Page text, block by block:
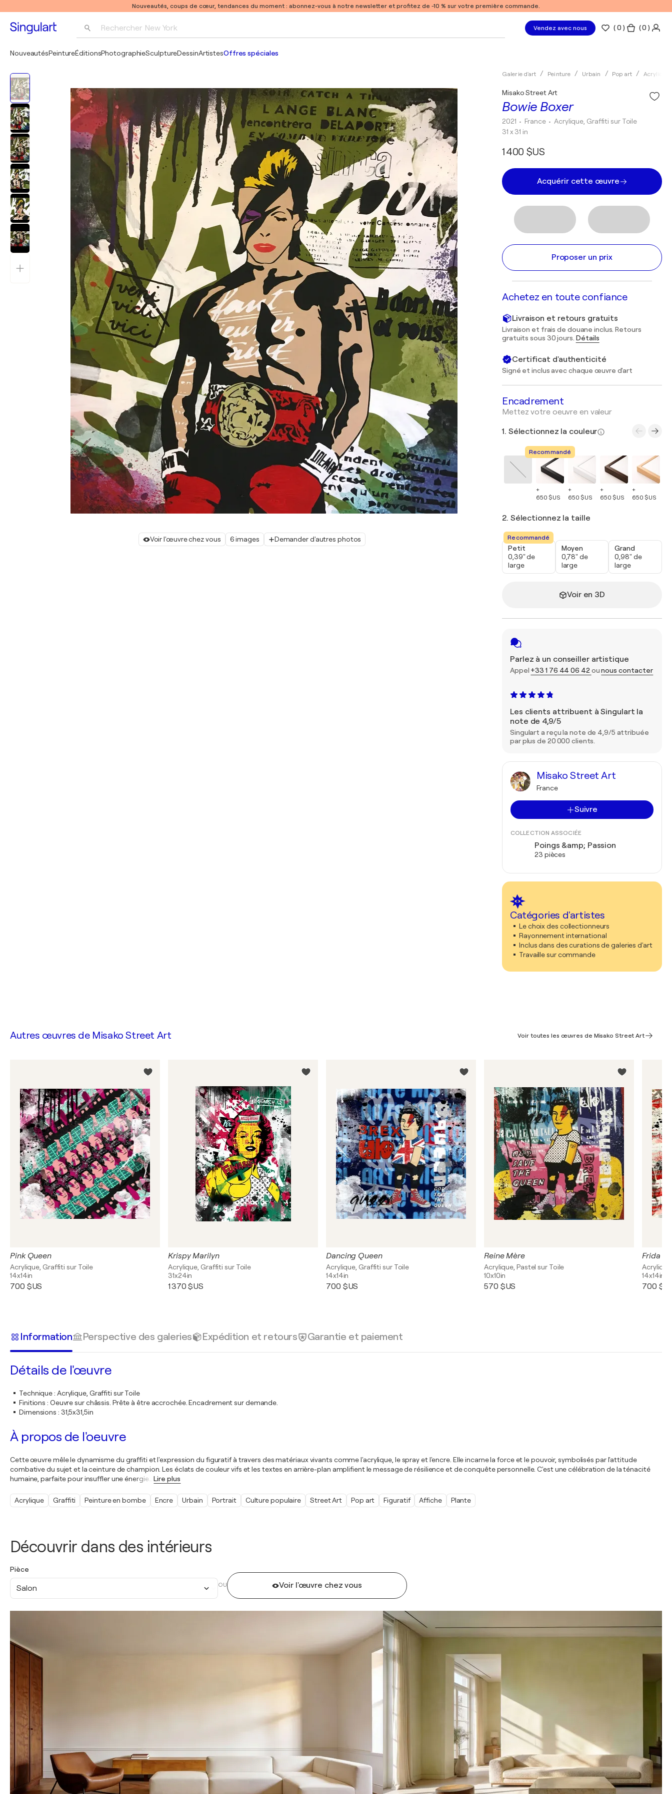
Nouveautés, coups de cœur, tendances du moment : abonnez-vous à notre newsletter et profitez de -10 % sur votre première commande.
Rechercher New York
Pablo Picasso
Vendez avec nous (0 ) ( 0 )
NouveautésPeintureÉditionsPhotographieSculptureDessinArtistesOffres spéciales
Voir l'œuvre chez vous 6 images Demander d'autres photos
Galerie d'art Peinture Urbain Pop art Acrylique
Bowie Boxer
Misako Street Art
2021 • France •Acrylique, Graffiti sur Toile
31 x 31 in
1 400 $US
Acquérir cette œuvre
Proposer un prix
Achetez en toute confiance
Livraison et retours gratuits
Livraison et frais de douane inclus. Retours
gratuits sous 30 jours. Détails
Certificat d'authenticité
Signé et inclus avec chaque œuvre d'art
Encadrement
Mettez votre oeuvre en valeur
1. Sélectionnez la couleur
Recommandé
+
650 $US
+
650 $US
+
650 $US
+
650 $US
2. Sélectionnez la taille
Recommandé
Petit
0,39" de
large
Moyen
0,78" de
large
Grand
0,98" de
large
Voir en 3D
Parlez à un conseiller artistique
Appel +33 1 76 44 06 42 ounous contacter
Les clients attribuent à Singulart la
note de 4,9/5
Singulart a reçu la note de 4,9/5 attribuée
par plus de 20 000 clients.
Misako Street Art
France
Suivre
COLLECTION ASSOCIÉE
Poings &amp; Passion
23 pièces
Catégories d'artistes
Le choix des collectionneurs
Rayonnement international
Inclus dans des curations de galeries d'art
Travaille sur commande
Découvrir dans des intérieurs
Pièce
Salon OU Voir l'œuvre chez vous
Autres œuvres de Misako Street Art Voir toutes les œuvres de Misako Street Art
Pink Queen
Acrylique, Graffiti sur Toile
14x14in
700 $US
Krispy Marilyn
Acrylique, Graffiti sur Toile
31x24in
1 370 $US
Dancing Queen
Acrylique, Graffiti sur Toile
14x14in
700 $US
Reine Mère
Acrylique, Pastel sur Toile
10x10in
570 $US
Frida
14x14in
700
Information Perspective des galeries Expédition et retours Garantie et paiement
Détails de l'œuvre
Technique: Acrylique, Graffiti sur Toile
Finitions : Oeuvre sur châssis. Prête à être accrochée. Encadrement sur demande.
Dimensions : 31,5x31,5in
À propos de l'oeuvre
Cette œuvre mêle le dynamisme du graffiti et l'expression du figuratif à travers des matériaux vivants comme l'acrylique, le spray et l'encre. Elle incarne la force et le pouvoir, symbolisés par l'attitude
combative du sujet et la ceinture de champion. Les éclats de couleur vifs et les textes en arrière-plan amplifient le message de résilience et de conquête personnelle. C'est une célébration de la ténacité
humaine, parfaite pour insuffler une énergie
Lire plus
Acrylique Graffiti Peinture en bombe Encre Urbain Portrait Culture populaire Street Art Pop art Figuratif Affiche Plante